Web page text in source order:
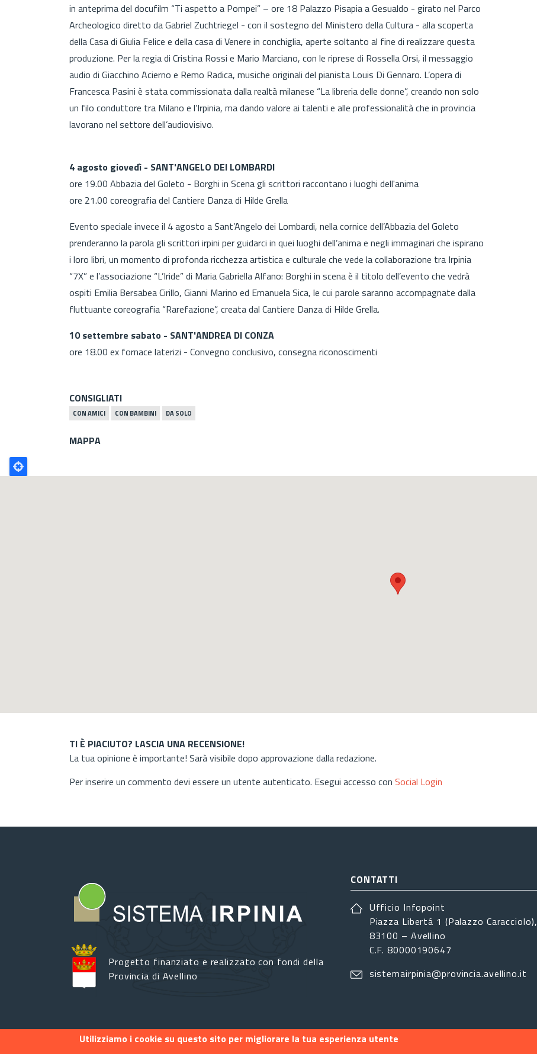
in anteprima del docufilm “Ti aspetto a Pompei” – ore 18 Palazzo Pisapia a Gesualdo - girato nel Parco
Archeologico diretto da Gabriel Zuchtriegel - con il sostegno del Ministero della Cultura - alla scoperta
della Casa di Giulia Felice e della casa di Venere in conchiglia, aperte soltanto al fine di realizzare questa
produzione. Per la regia di Cristina Rossi e Mario Marciano, con le riprese di Rossella Orsi, il messaggio
audio di Giacchino Acierno e Remo Radica, musiche originali del pianista Louis Di Gennaro. L’opera di
Francesca Pasini è stata commissionata dalla realtà milanese “La libreria delle donne”, creando non solo
un filo conduttore tra Milano e l’Irpinia, ma dando valore ai talenti e alle professionalità che in provincia
lavorano nel settore dell’audiovisivo.
4 agosto giovedì - SANT'ANGELO DEI LOMBARDI
ore 19.00 Abbazia del Goleto - Borghi in Scena gli scrittori raccontano i luoghi dell'anima
ore 21.00 coreografia del Cantiere Danza di Hilde Grella
Evento speciale invece il 4 agosto a Sant’Angelo dei Lombardi, nella cornice dell’Abbazia del Goleto
prenderanno la parola gli scrittori irpini per guidarci in quei luoghi dell’anima e negli immaginari che ispirano
i loro libri, un momento di profonda ricchezza artistica e culturale che vede la collaborazione tra Irpinia
“7X” e l’associazione “L’Iride” di Maria Gabriella Alfano: Borghi in scena è il titolo dell’evento che vedrà
ospiti Emilia Bersabea Cirillo, Gianni Marino ed Emanuela Sica, le cui parole saranno accompagnate dalla
fluttuante coreografia “Rarefazione”, creata dal Cantiere Danza di Hilde Grella.
10 settembre sabato - SANT'ANDREA DI CONZA
ore 18.00 ex fornace laterizi - Convegno conclusivo, consegna riconoscimenti
CONSIGLIATI
CON AMICI CON BAMBINI DA SOLO
MAPPA
Poligono
GEO
TI È PIACIUTO? LASCIA UNA RECENSIONE!
La tua opinione è importante! Sarà visibile dopo approvazione dalla redazione.
Per inserire un commento devi essere un utente autenticato. Esegui accesso con Social Login
Progetto finanziato e realizzato con fondi della
Provincia di Avellino
CONTATTI
Ufficio Infopoint
Piazza Libertá 1 (Palazzo Caracciolo),
83100 – Avellino
C.F. 80000190647
sistemairpinia@provincia.avellino.it
Utilizziamo i cookie su questo sito per migliorare la tua esperienza utente